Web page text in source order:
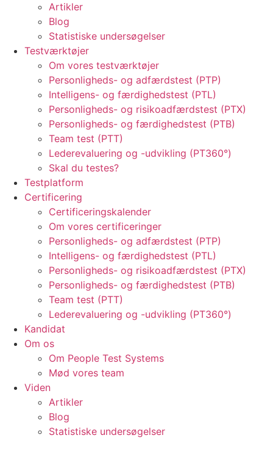
Artikler
Blog
Statistiske undersøgelser
Testværktøjer
Om vores testværktøjer
Personligheds- og adfærdstest (PTP)
Intelligens- og færdighedstest (PTL)
Personligheds- og risikoadfærdstest (PTX)
Personligheds- og færdighedstest (PTB)
Team test (PTT)
Lederevaluering og -udvikling (PT360°)
Skal du testes?
Testplatform
Certificering
Certificeringskalender
Om vores certificeringer
Personligheds- og adfærdstest (PTP)
Intelligens- og færdighedstest (PTL)
Personligheds- og risikoadfærdstest (PTX)
Personligheds- og færdighedstest (PTB)
Team test (PTT)
Lederevaluering og -udvikling (PT360°)
Kandidat
Om os
Om People Test Systems
Mød vores team
Viden
Artikler
Blog
Statistiske undersøgelser